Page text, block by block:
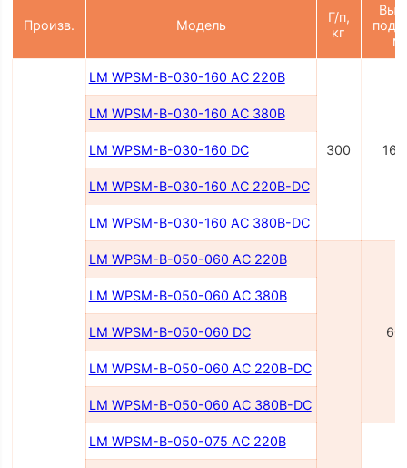
Произв. Модель
Г/п,
кг
LM WPSM-B-030-160 AC 220В
300
LM WPSM-B-030-160 AC 380В
LM WPSM-B-030-160 DC
LM WPSM-B-030-160 AC 220B-DC
LM WPSM-B-030-160 AC 380B-DC
LM WPSM-B-050-060 AC 220B
LM WPSM-B-050-060 AC 380B
LM WPSM-B-050-060 DC
LM WPSM-B-050-060 AC 220В-DC
LM WPSM-B-050-060 AC 380В-DC
LM WPSM-B-050-075 AC 220В